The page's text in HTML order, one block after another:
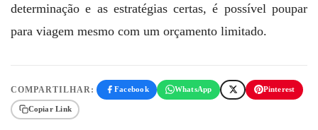
determinação e as estratégias certas, é possível poupar
para viagem mesmo com um orçamento limitado.
COMPARTILHAR: Facebook WhatsApp Pinterest
Copiar Link